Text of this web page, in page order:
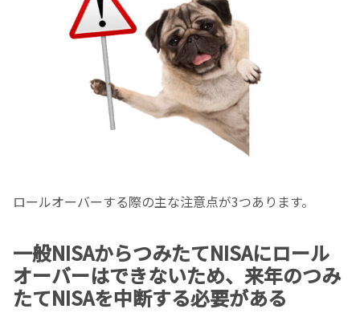
ロールオーバーする際の主な注意点が3つあります。
一般NISAからつみたてNISAにロール
オーバーはできないため、来年のつみ
たてNISAを中断する必要がある